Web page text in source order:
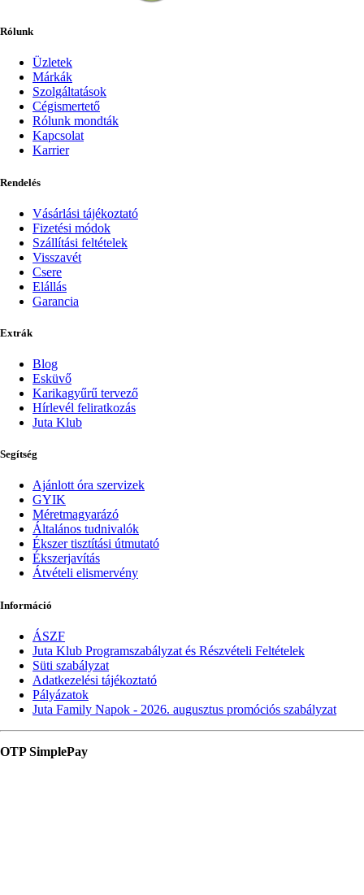
Rólunk
Üzletek
Márkák
Szolgáltatások
Cégismertető
Rólunk mondták
Kapcsolat
Karrier
Rendelés
Vásárlási tájékoztató
Fizetési módok
Szállítási feltételek
Visszavét
Csere
Elállás
Garancia
Extrák
Blog
Esküvő
Karikagyűrű tervező
Hírlevél feliratkozás
Juta Klub
Segítség
Ajánlott óra szervizek
GYIK
Méretmagyarázó
Általános tudnivalók
Ékszer tisztítási útmutató
Ékszerjavítás
Átvételi elismervény
Információ
ÁSZF
Juta Klub Programszabályzat és Részvételi Feltételek
Süti szabályzat
Adatkezelési tájékoztató
Pályázatok
Juta Family Napok - 2026. augusztus promóciós szabályzat
OTP SimplePay